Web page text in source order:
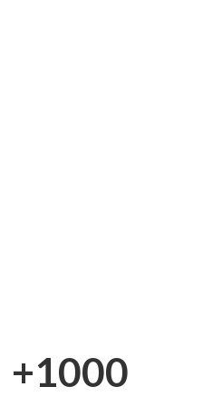
+1000